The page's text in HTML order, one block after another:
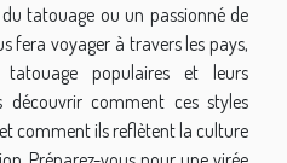
tatouage ou un passionné de
fera voyager à travers les pays,
populaires et leurs
découvrir comment ces styles
comment ils reflètent la culture